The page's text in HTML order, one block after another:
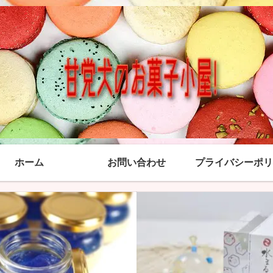
ホーム お問い合わせ プライバシーポ